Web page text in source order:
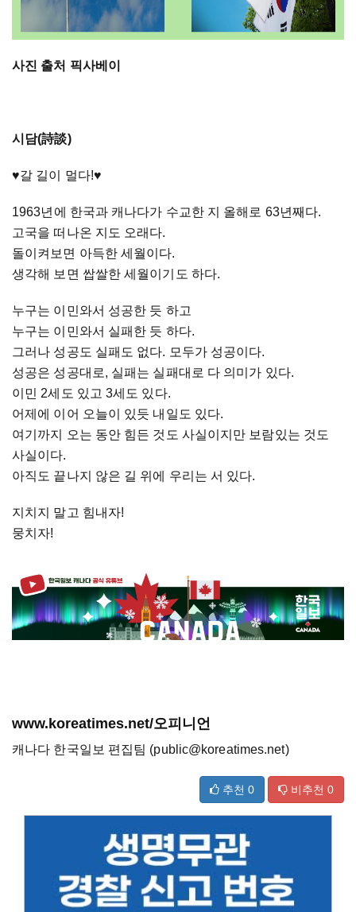
사진 출처 픽사베이
시담(詩談)
♥갈 길이 멀다!♥
1963년에 한국과 캐나다가 수교한 지 올해로 63년째다.
고국을 떠나온 지도 오래다.
돌이켜보면 아득한 세월이다.
생각해 보면 쌉쌀한 세월이기도 하다.
누구는 이민와서 성공한 듯 하고
누구는 이민와서 실패한 듯 하다.
그러나 성공도 실패도 없다. 모두가 성공이다.
성공은 성공대로, 실패는 실패대로 다 의미가 있다.
이민 2세도 있고 3세도 있다.
어제에 이어 오늘이 있듯 내일도 있다.
여기까지 오는 동안 힘든 것도 사실이지만 보람있는 것도
사실이다.
아직도 끝나지 않은 길 위에 우리는 서 있다.
지치지 말고 힘내자!
뭉치자!
www.koreatimes.net/오피니언
캐나다 한국일보 편집팀 (public@koreatimes.net)
추천 0 비추천 0